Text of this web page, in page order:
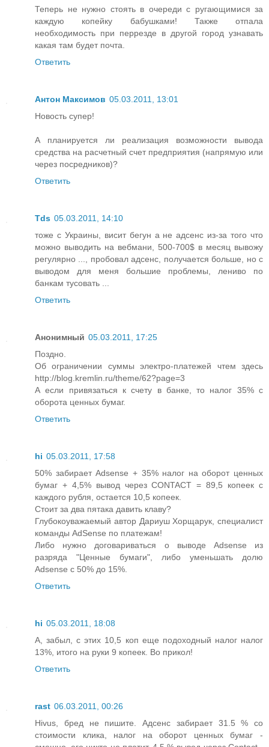
Теперь не нужно стоять в очереди с ругающимися за
каждую копейку бабушками! Также отпала
необходимость при перрезде в другой город узнавать
какая там будет почта.
Ответить
Антон Максимов 05.03.2011, 13:01
Новость супер!
А планируется ли реализация возможности вывода
средства на расчетный счет предприятия (напрямую или
через посредников)?
Ответить
Tds 05.03.2011, 14:10
тоже с Украины, висит бегун а не адсенс из-за того что
можно выводить на вебмани, 500-700$ в месяц вывожу
регулярно ..., пробовал адсенс, получается больше, но с
выводом для меня большие проблемы, лениво по
банкам тусовать ...
Ответить
Анонимный 05.03.2011, 17:25
Поздно.
Об ограничении суммы электро-платежей чтем здесь
http://blog.kremlin.ru/theme/62?page=3
А если привязаться к счету в банке, то налог 35% с
оборота ценных бумаг.
Ответить
hi 05.03.2011, 17:58
50% забирает Adsense + 35% налог на оборот ценных
бумаг + 4,5% вывод через CONTACT = 89,5 копеек с
каждого рубля, остается 10,5 копеек.
Стоит за два пятака давить клаву?
Глубокоуважаемый автор Дариуш Хорщарук, специалист
команды AdSense по платежам!
Либо нужно договариваться о выводе Adsense из
разряда "Ценные бумаги", либо уменьшать долю
Adsense с 50% до 15%.
Ответить
hi 05.03.2011, 18:08
А, забыл, с этих 10,5 коп еще подоходный налог налог
13%, итого на руки 9 копеек. Во прикол!
Ответить
rast 06.03.2011, 00:26
Hivus, бред не пишите. Адсенс забирает 31.5 % со
стоимости клика, налог на оборот ценных бумаг -